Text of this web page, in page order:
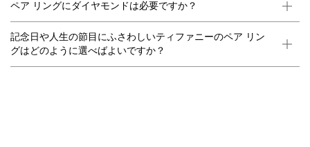
ペア リングにダイヤモンドは必要ですか？
記念日や人生の節目にふさわしいティファニーのペア リン
グはどのように選べばよいですか？